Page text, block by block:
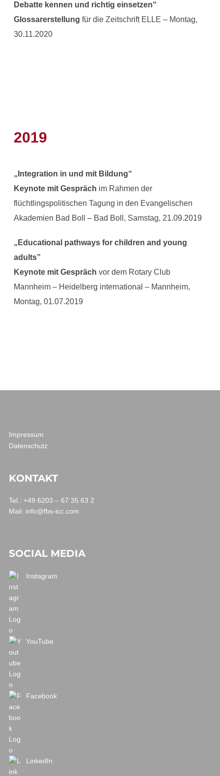
Debatte kennen und richtig einsetzen“
Glossarerstellung für die Zeitschrift ELLE – Montag,
30.11.2020
2019
„Integration in und mit Bildung“
Keynote mit Gespräch im Rahmen der
flüchtlingspolitischen Tagung in den Evangelischen
Akademien Bad Boll – Bad Boll, Samstag, 21.09.2019
„Educational pathways for children and young
adults”
Keynote mit Gespräch vor dem Rotary Club
Mannheim – Heidelberg international – Mannheim,
Montag, 01.07.2019
Impressum
Datenschutz
KONTAKT
Tel.: +49 6203 – 67 35 63 2
Mail: info@fbs-icc.com
SOCIAL MEDIA
Instagram
YouTube
Facebook
LinkedIn